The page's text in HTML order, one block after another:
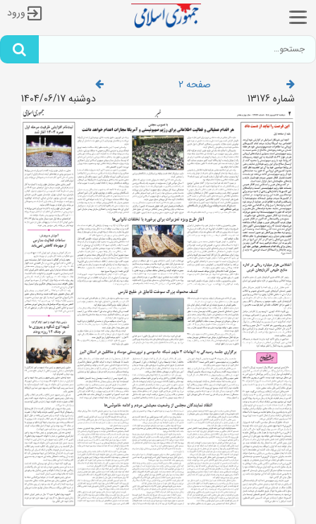
ورود
صفحه 2
شماره 13176
دوشنبه 1404/06/17